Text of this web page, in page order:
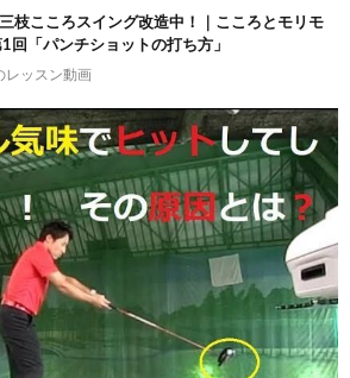
枝こころスイング改造中！｜こころとモリモ
回「パンチショットの打ち方」
レッスン動画